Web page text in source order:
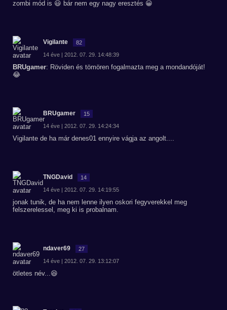
zombi mód is 😃 bár nem egy nagy eresztés 😀
Vigilante 82
14 éve | 2012. 07. 29. 14:48:39
BRUgamer: Röviden és tömören fogalmazta meg a mondandóját!
😂
BRUgamer 15
14 éve | 2012. 07. 29. 14:24:34
Vigilante de ha már denes01 ennyire vágja az angolt....
TNGDavid 14
14 éve | 2012. 07. 29. 14:19:55
jonak tunik, de ha nem lenne ilyen oskori fegyverekkel meg
felszerelessel, meg ki is probalnam.
ndaver69 27
14 éve | 2012. 07. 29. 13:12:07
ötletes név...😆